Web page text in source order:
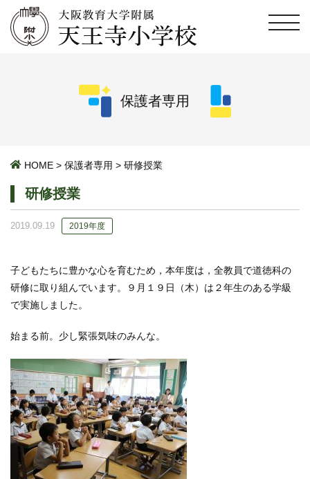
保護者専用
HOME > 保護者専用 > 研修授業
研修授業
2019.09.19 2019年度
子どもたちに豊かな心を育むため，本年度は，全教員で道徳科の
研修に取り組んでいます。９月１９日（木）は２年生のある学級
で実施しました。
始まる前。少し緊張気味のみんな。